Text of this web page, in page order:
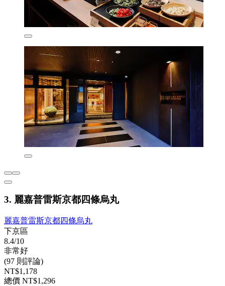
3. 麗嘉普雷斯京都四條烏丸
麗嘉普雷斯京都四條烏丸
下京區
8.4/10
非常好
(97 則評論)
NT$1,178
總價 NT$1,296